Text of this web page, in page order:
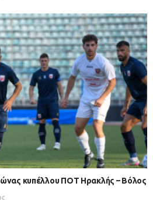
κυπέλλου ΠΟΤ Ηρακλής – Βόλος